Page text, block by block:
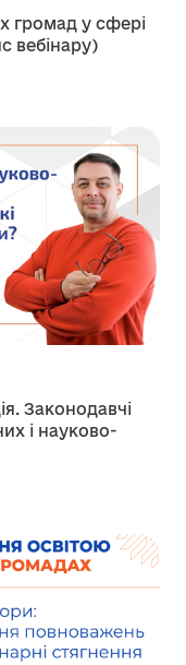
громад у сфері
вебінару)
Законодавчі
і науково-